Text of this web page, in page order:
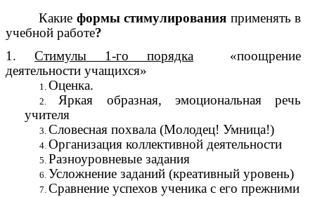
Какие формы стимулирования применять в
учебной работе?
1.Стимулы 1-го порядка «поощрение
деятельности учащихся»
Оценка.
Яркая образная, эмоциональная речь
учителя
Словесная похвала (Молодец! Умница!)
Организация коллективной деятельности
Разноуровневые задания
Усложнение заданий (креативный уровень)
Сравнение успехов ученика с его прежними